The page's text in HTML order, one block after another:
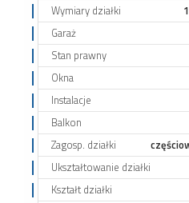
Wymiary działki
Garaż
Stan prawny
Okna
Instalacje
Balkon
Zagosp. działki
Ukształtowanie działki
Kształt działki